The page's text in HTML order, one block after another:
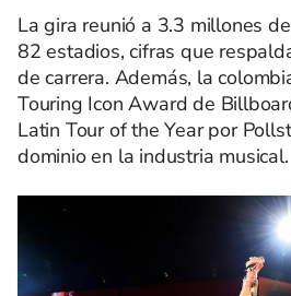
La gira reunió a 3.3 millones
82 estadios, cifras que
de carrera. Además, la
Touring Icon Award de
Latin Tour of the Year por
dominio en la industria musical.